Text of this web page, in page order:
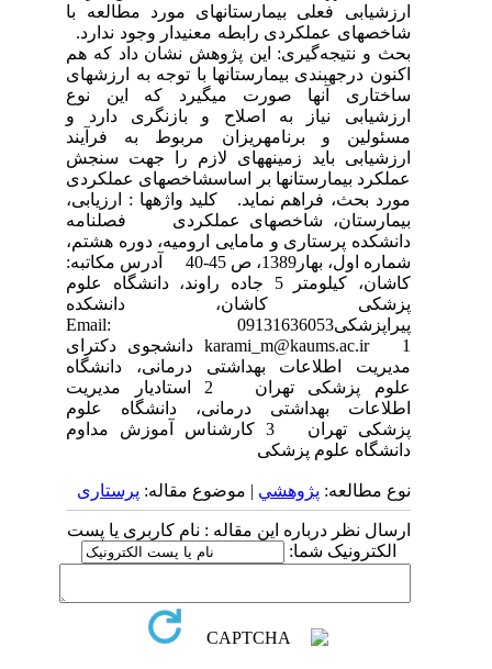
ارزشیابی فعلی بیمارستان­های مورد مطالعه با
شاخص­های عملکردی رابطه معنی­دار وجود ندارد.
بحث و نتیجه‌گیری: این پژوهش نشان داد که هم
اکنون درجه­بندی بیمارستان­ها با توجه به ارزش­های
ساختاری آن­ها صورت می­گیرد که این نوع
ارزشیابی نیاز به اصلاح و بازنگری دارد و
مسئولین و برنامه­ریزان مربوط به فرآیند
ارزشیابی باید زمینه­های لازم را جهت سنجش
عملکرد بیمارستان­ها بر اساسشاخص­های عملکردی
مورد بحث، فراهم نماید. کلید واژه­ها : ارزیابی،
بیمارستان، شاخص­های عملکردی فصلنامه
دانشکده پرستاری و مامایی ارومیه، دوره هشتم،
شماره اول، بهار1389، ص 45-40 آدرس مکاتبه:
کاشان، کیلومتر 5 جاده راوند، دانشگاه علوم
پزشکی کاشان، دانشکده
پیراپزشکی09131636053 Email:
karami_m@kaums.ac.ir 1 دانشجوی دکترای
مدیریت اطلاعات بهداشتی درمانی، دانشگاه
علوم پزشکی تهران 2 استادیار مدیریت
اطلاعات بهداشتی درمانی، دانشگاه علوم
پزشکی تهران 3 کارشناس آموزش مداوم
دانشگاه علوم پزشکی
نوع مطالعه:پژوهشي| موضوع مقاله:پرستاری
ارسال نظر درباره این مقاله : نام کاربری یا پست
الکترونیک شما: